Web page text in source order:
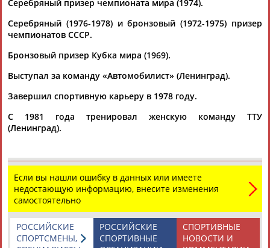
Дмитрий
АБАРЕНОВ
Тамилла
АБАСОВА
АБАЧАРАЕВ
АБАШИДЗЕ
Флюра
АББАТЕ-
АББЯСОВА
Акжана
АБДИКАРИМОВААБДРАХМАНОВ
Серебряный призер чемпионата мира (1974).
Серебряный (1976-1978) и бронзовый (1972-1975) призер
чемпионатов СССР.
Бронзовый призер Кубка мира (1969).
Выступал за команду «Автомобилист» (Ленинград).
Завершил спортивную карьеру в 1978 году.
С 1981 года тренировал женскую команду ТТУ
(Ленинград).
Если вы нашли ошибку в данных или имеете
недостающую информацию, внесите изменения
самостоятельно
СПОРТИВНЫЕ
НОВОСТИ И
РОССИЙСКИЕ
СПОРТИВНЫЕ
РОССИЙСКИЕ
СПОРТСМЕНЫ,